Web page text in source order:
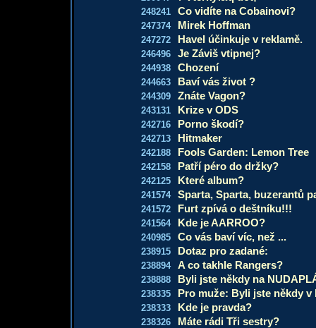
248241 Co vidíte na Cobainovi?
247374 Mirek Hoffman
247272 Havel účinkuje v reklamě.
246496 Je Záviš vtipnej?
244938 Chození
244663 Baví vás život ?
244309 Znáte Vagon?
243131 Krize v ODS
242716 Porno škodí?
242713 Hitmaker
242188 Fools Garden: Lemon Tree
242158 Patří péro do držky?
242125 Které album?
241574 Sparta, Sparta, buzerantů
241572 Furt zpívá o deštníku!!!
241564 Kde je AARROO?
240985 Co vás baví víc, než ...
238915 Dotaz pro zadané:
238894 A co takhle Rangers?
238888 Byli jste někdy na
238335 Pro muže: Byli jste někdy v
238333 Kde je pravda?
238326 Máte rádi Tři sestry?